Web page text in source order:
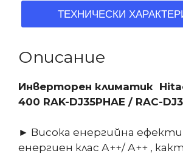
ТЕХНИЧЕСКИ
Описание
Инверторен климатик
400 RAK-DJ35PHAE / RAC-
► Висока енергийна
енергиен клас А++/ А++ ,